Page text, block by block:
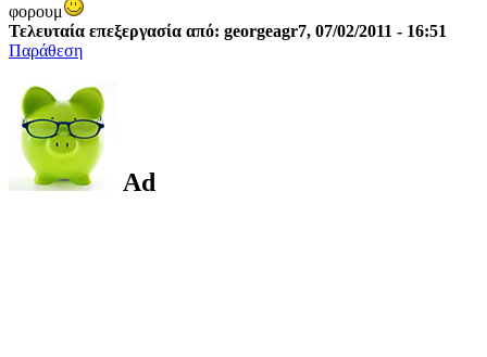
φορουμ
Τελευταία επεξεργασία από: georgeagr7, 07/02/2011 - 16:51
Παράθεση
Ad